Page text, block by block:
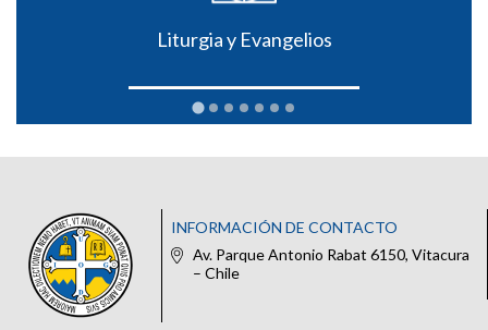
Liturgia y Evangelios
INFORMACIÓN DE CONTACTO
Av. Parque Antonio Rabat 6150, Vitacura
– Chile